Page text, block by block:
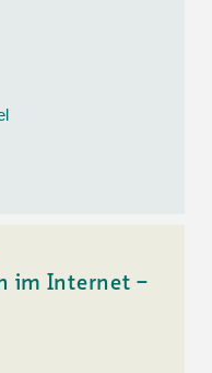
im Internet –